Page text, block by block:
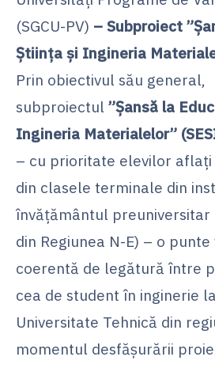
(SGCU-PV) – Subproiect
Știința și Ingineria
Prin obiectivul său general,
subproiectul ”Șansă la
Ingineria Materialelor”
– cu prioritate elevilor aflați
din clasele terminale din
învățământul
din Regiunea N-E) – o punte
coerentă de legătură între
cea de student în inginerie
Universitate Tehnică din
momentul desfășurării